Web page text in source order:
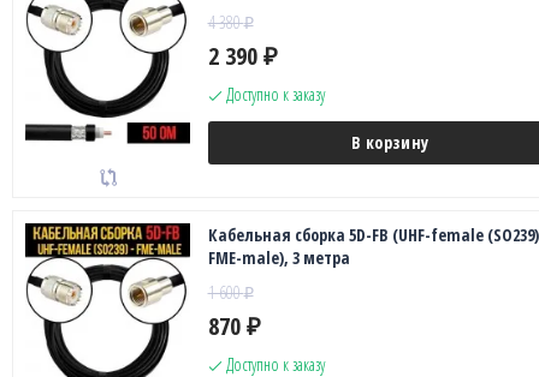
4 380₽
2 390 ₽
Доступно к заказу
В корзину
Кабельная сборка 5D-FB (UHF-female
FME-male), 3 метра
1 600₽
870 ₽
Доступно к заказу